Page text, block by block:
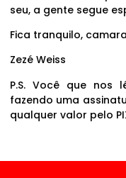
seu, a gente segue
Fica tranquilo,
Zezé Weiss
P.S. Você que nos
fazendo uma
qualquer valor pelo